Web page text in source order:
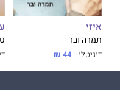
איזי
תמרה ובר
דיגיטלי 44 ₪